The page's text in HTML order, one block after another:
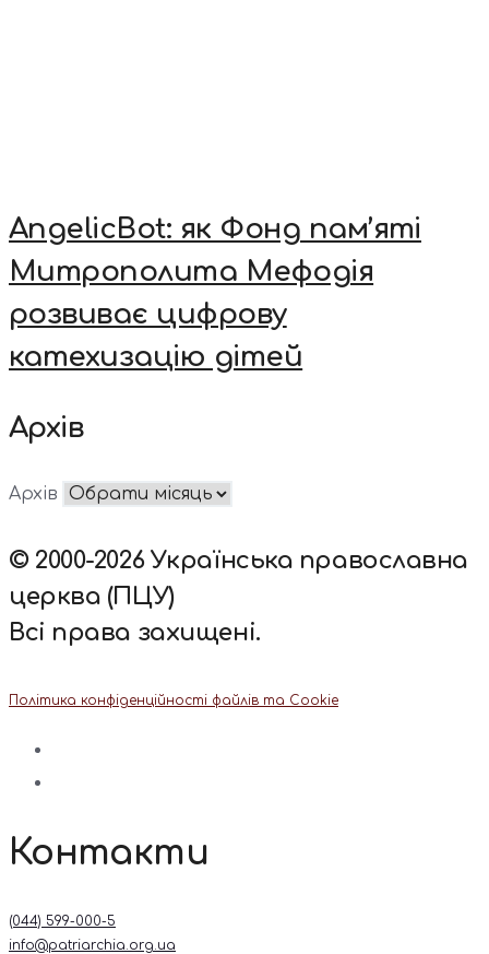
AngelicBot: як Фонд пам’яті
Митрополита Мефодія
розвиває цифрову
катехизацію дітей
Архів
Архів
© 2000-2026 Українська православна
церква (ПЦУ)
Всі права захищені.
Політика конфіденційності файлів та Cookie
Контакти
(044) 599-000-5
info@patriarchia.org.ua